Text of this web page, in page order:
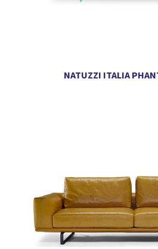
NATUZZI ITALIA